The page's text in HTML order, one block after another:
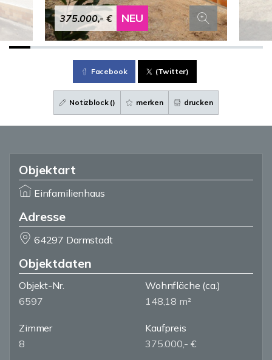
375.000,- € NEU
Facebook (Twitter)
Notizblock () merken drucken
Objektart
Einfamilienhaus
Adresse
64297 Darmstadt
Objektdaten
Objekt-Nr.
6597
Wohnfläche (ca.)
148,18 m²
Zimmer
8
Kaufpreis
375.000,- €